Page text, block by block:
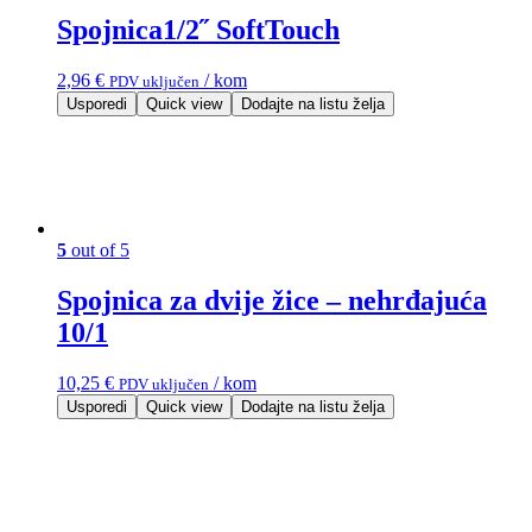
Spojnica1/2˝ SoftTouch
2,96 € PDV uključen / kom
Usporedi Quick view Dodajte na listu želja
5 out of 5
Spojnica za dvije žice – nehrđajuća
10/1
10,25 € PDV uključen / kom
Usporedi Quick view Dodajte na listu želja